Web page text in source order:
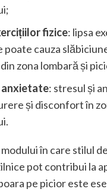
fizice: lipsa
poate cauza
zona lombară și
anxietate: stresul și
și disconfort în
în care stilul
pot contribui la
pe picior este